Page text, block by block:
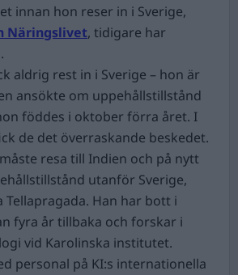
innan hon reser in i Sverige,
Näringslivet, tidigare har
aldrig rest in i Sverige – hon är
ansökte om uppehållstillstånd
föddes i oktober förra året. I
de det överraskande beskedet.
resa till Indien och på nytt
utanför Sverige,
Tellapragada. Han har bott i
fyra år tillbaka och forskar i
vid Karolinska institutet.
personal på KI:s internationella